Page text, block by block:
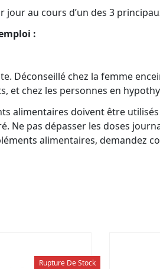
jour au cours d’un des 3
:
Déconseillé chez la femme
et chez les personnes en
alimentaires doivent être
Ne pas dépasser les doses
alimentaires, demandez
Rupture De Stock